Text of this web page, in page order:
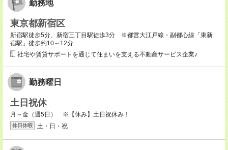
勤務地
東京都新宿区
新宿駅徒歩5分、新宿三丁目駅徒歩3分 ※都営大江戸線・副都心線「東新
宿駅」徒歩約10～12分
社宅や賃貸サポートを通じて住まいを支える不動産サービス企業♪
勤務曜日
土日祝休
月～金（週5日） ※【休み】土日祝休み！
休日休暇 土・日・祝